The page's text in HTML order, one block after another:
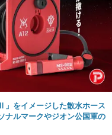
」をイメージした散水ホース
ナルマークやジオン公国軍の